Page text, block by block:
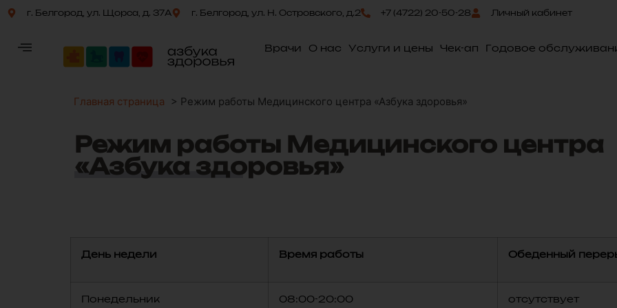
г. Белгород, ул. Щорса, д. 37А г. Белгород, ул. Н. Островского, д.2 +7 (4722) 20-50-28 Личный кабинет
Врачи О нас Услуги и цены Чек-ап Годовое
Главная страница > Режим работы Медицинского центра «Азбука здоровья»
Режим работы Медицинского центра
«Азбука здоровья»
День недели Время работы Обеденный
Понедельник 08:00-20:00 отсутствует